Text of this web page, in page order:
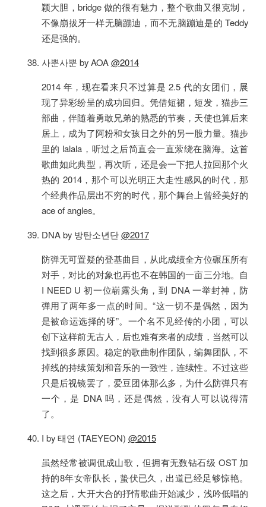
颖大胆，bridge 做的很有魅力，整个歌曲又很克制，
不像崩拔牙一样无脑蹦迪，而不无脑蹦迪是的 Teddy
还是强的。
사뿐사뿐 by AOA@2014
2014 年，现在看来只不过算是 2.5 代的女团们，展
现了异彩纷呈的成功回归。凭借短裙，短发，猫步三
部曲，伴随着勇敢兄弟的熟悉的节奏，天使也算后来
居上，成为了阿粉和女孩日之外的另一股力量。猫步
里的 lalala，听过之后简直会一直萦绕在脑海。这首
歌曲如此典型，再次听，还是会一下把人拉回那个火
热的 2014，那个可以光明正大走性感风的时代，那
个经典作品层出不穷的时代，那个舞台上曾经美好的
ace of angles。
DNA by 방탄소년단@2017
防弹无可置疑的登基曲目，从此成绩全方位碾压所有
对手，对比的对象也再也不在韩国的一亩三分地。自
I NEED U 初一位崭露头角，到 DNA 一举封神，防
弹用了两年多一点的时间。“这一切不是偶然，因为
是被命运选择的呀”。一个名不见经传的小团，可以
创下这样前无古人，后也难有来者的成绩，当然可以
找到很多原因。稳定的歌曲制作团队，编舞团队，不
掉线的持续策划和音乐的一致性，连续性。不过这些
只是后视镜罢了，爱豆团体那么多，为什么防弹只有
一个，是 DNA 吗，还是偶然，没有人可以说得清
了。
I by 태연 (TAEYEON) @2015
虽然经常被调侃成山歌，但拥有无数钻石级 OST 加
持的8年女帝队长，蛰伏已久，出道已经足够惊艳。
这之后，大开大合的抒情歌曲开始减少，浅吟低唱的